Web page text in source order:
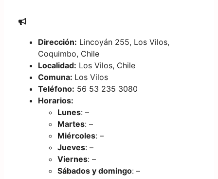
Dirección: Lincoyán 255, Los Vilos,
Coquimbo, Chile
Localidad: Los Vilos, Chile
Comuna: Los Vilos
Teléfono: 56 53 235 3080
Horarios:
Lunes: –
Martes: –
Miércoles: –
Jueves: –
Viernes: –
Sábados y domingo: –